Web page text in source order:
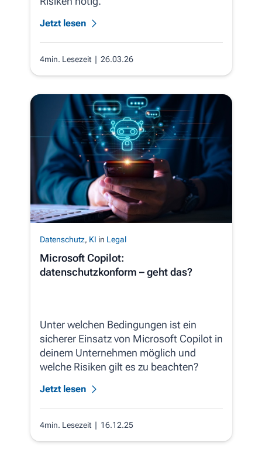
Jetzt lesen
4min. Lesezeit | 26.03.26
Datenschutz, KI in Legal
Microsoft Copilot:
datenschutzkonform – geht das?
Unter welchen Bedingungen ist ein
sicherer Einsatz von Microsoft Copilot in
deinem Unternehmen möglich und
welche Risiken gilt es zu beachten?
Jetzt lesen
4min. Lesezeit | 16.12.25